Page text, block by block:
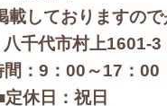
りますので是
千代市村上1601-3
間：9：00～17：00
定休日：祝日